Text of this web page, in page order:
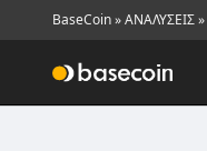
BaseCoin»ΑΝΑΛΥΣΕΙΣ»